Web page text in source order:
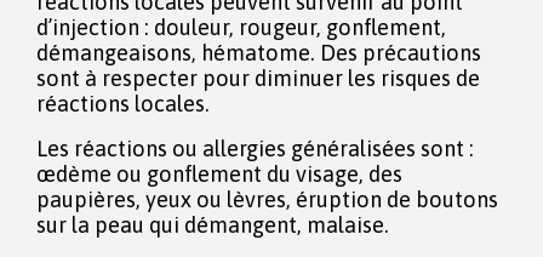
d’injection : douleur, rougeur, gonflement,
démangeaisons, hématome. Des précautions
sont à respecter pour diminuer les risques de
réactions locales.
Les réactions ou allergies généralisées sont :
œdème ou gonflement du visage, des
paupières, yeux ou lèvres, éruption de boutons
sur la peau qui démangent, malaise.